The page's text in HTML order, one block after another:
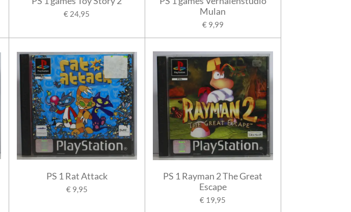
€ 24,95
Mulan
€ 9,99
PS 1 Rat Attack
€ 9,95
PS 1 Rayman 2 The Great
Escape
€ 19,95